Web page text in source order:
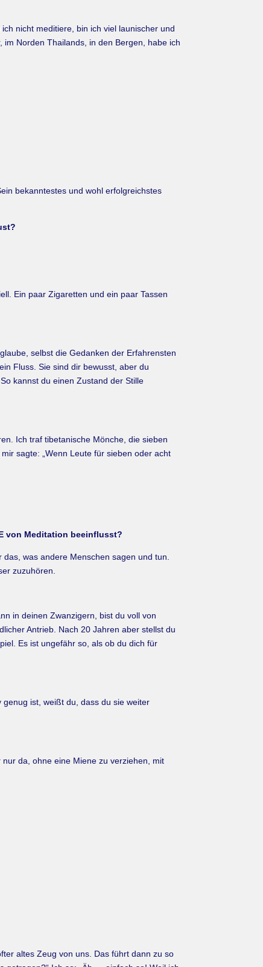
nicht meditiere, bin ich viel launischer und
Norden Thailands, in den Bergen, habe ich
bekanntestes und wohl erfolgreichstes
Ein paar Zigaretten und ein paar Tassen
selbst die Gedanken der Erfahrensten
Fluss. Sie sind dir bewusst, aber du
kannst du einen Zustand der Stille
Ich traf tibetanische Mönche, die sieben
sagte: „Wenn Leute für sieben oder acht
von Meditation beeinflusst?
was andere Menschen sagen und tun.
zuzuhören.
in deinen Zwanzigern, bist du voll von
Antrieb. Nach 20 Jahren aber stellst du
Es ist ungefähr so, als ob du dich für
ist, weißt du, dass du sie weiter
da, ohne eine Miene zu verziehen, mit
altes Zeug von uns. Das führt dann zu so